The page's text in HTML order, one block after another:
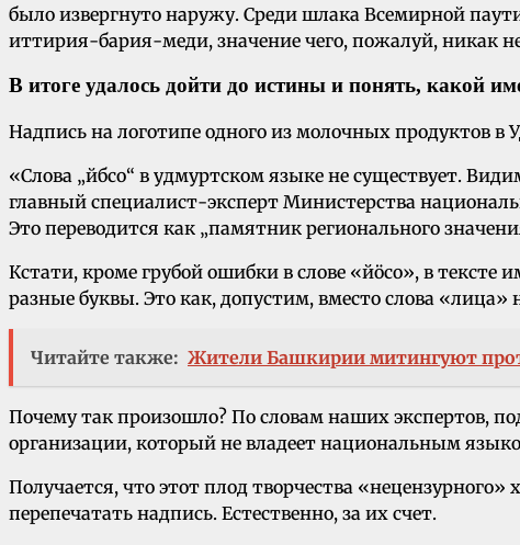
было извергнуто наружу. Среди шлака Всемирной
иттирия-бария-меди, значение чего, пожалуй, никак
В итоге удалось дойти до истины и понять, какой
Надпись на логотипе одного из молочных продуктов
«Слова „йбсо“ в удмуртском языке не существует.
главный специалист-эксперт Министерства
Это переводится как „памятник регионального
Кстати, кроме грубой ошибки в слове «йӧсо», в тексте
разные буквы. Это как, допустим, вместо слова
Читайте также: Жители Башкирии митингуют
Почему так произошло? По словам наших экспертов,
организации, который не владеет национальным
Получается, что этот плод творчества
перепечатать надпись. Естественно, за их счет.